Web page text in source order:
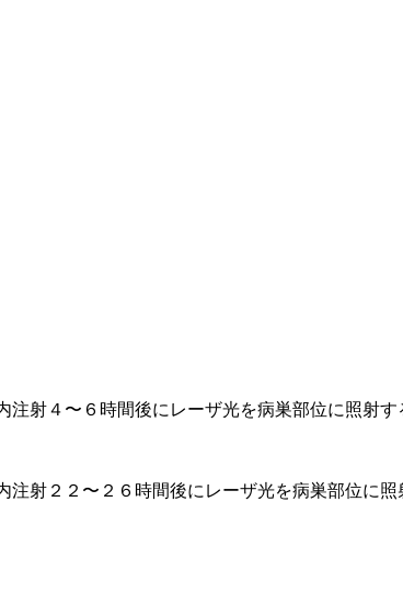
射４〜６時間後にレーザ光を病巣部位に照射す
射２２〜２６時間後にレーザ光を病巣部位に照